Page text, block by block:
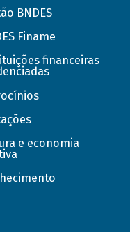
BNDES
Finame
financeiras
e economia